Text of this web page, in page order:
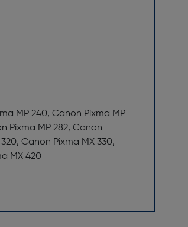
MP 240, Canon Pixma MP
Pixma MP 282, Canon
Canon Pixma MX 330,
MX 420